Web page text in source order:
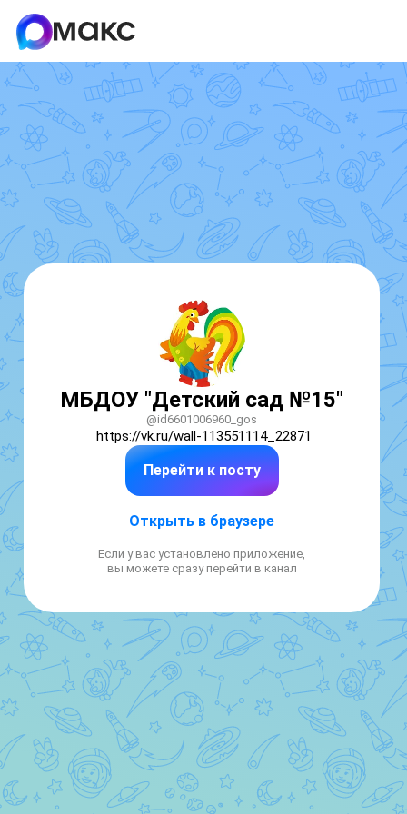
МБДОУ "Детский сад №15"
@id6601006960_gos
https://vk.ru/wall-113551114_22871
Перейти к посту
Открыть в браузере
Если у вас установлено приложение,
вы можете сразу перейти в канал